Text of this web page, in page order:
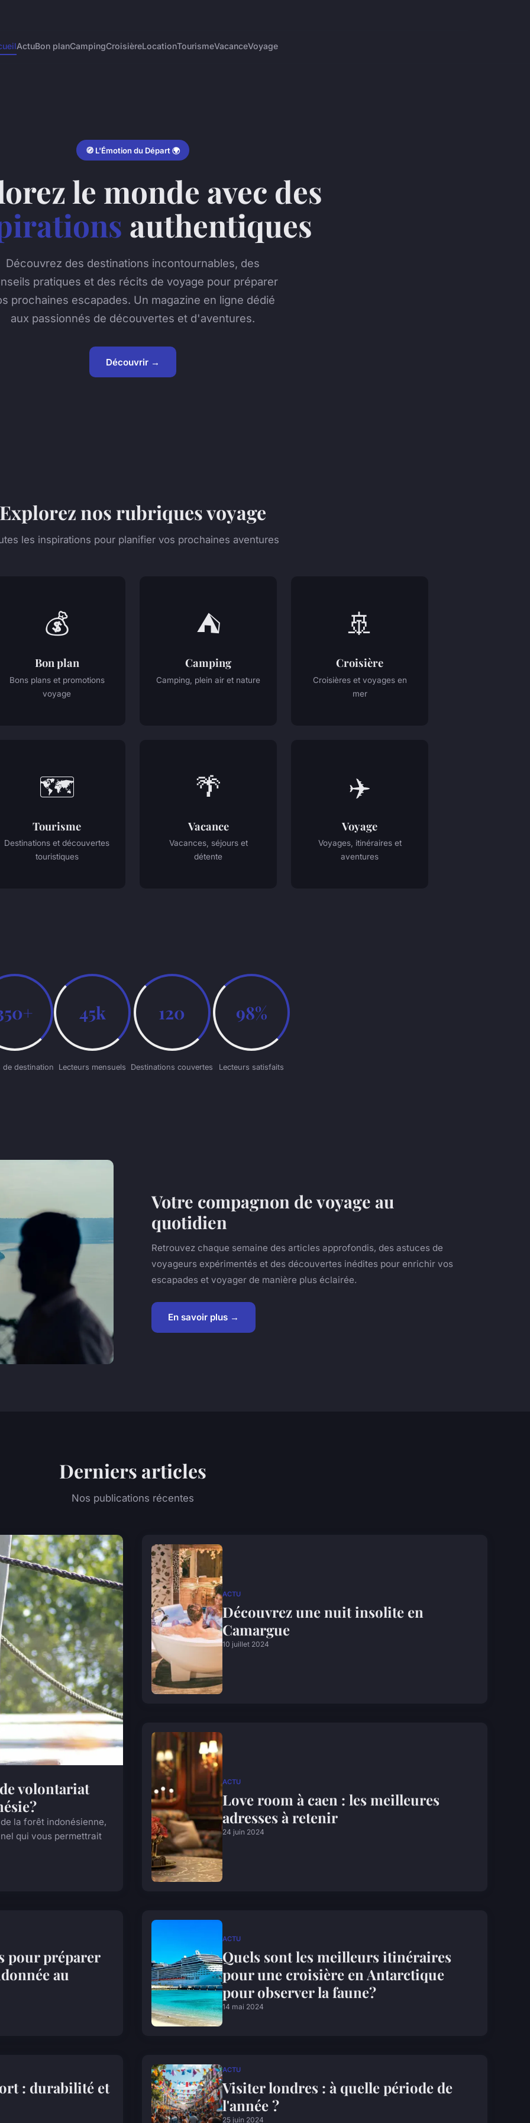
ActuBon planCampingCroisièreLocationTourismeVacanceVoyage
🧭 L'Émotion du Départ 🌍
le monde avec des
authentiques
Découvrez des destinations incontournables, des
pratiques et des récits de voyage pour préparer
prochaines escapades. Un magazine en ligne dédié
aux passionnés de découvertes et d'aventures.
Découvrir →
nos rubriques voyage
les inspirations pour planifier vos prochaines aventures
💰
Bon plan
Bons plans et promotions
voyage
⛺
Camping
Camping, plein air et nature
🚢
Croisière
Croisières et voyages en
mer
🗺️
Tourisme
Destinations et découvertes
touristiques
🌴
Vacance
Vacances, séjours et
détente
✈️
Voyage
Voyages, itinéraires et
aventures
de destination
45k
Lecteurs mensuels
120
Destinations couvertes
98%
Lecteurs satisfaits
Votre compagnon de voyage au
quotidien
Retrouvez chaque semaine des articles approfondis, des astuces de
voyageurs expérimentés et des découvertes inédites pour enrichir vos
escapades et voyager de manière plus éclairée.
En savoir plus →
Derniers articles
Nos publications récentes
volontariat
la forêt indonésienne,
qui vous permettrait
ACTU
Découvrez une nuit insolite en
Camargue
10 juillet 2024
ACTU
Love room à caen : les meilleures
adresses à retenir
24 juin 2024
pour préparer
au
ACTU
Quels sont les meilleurs itinéraires
pour une croisière en Antarctique
pour observer la faune?
14 mai 2024
: durabilité et
ACTU
Visiter londres : à quelle période de
l'année ?
25 juin 2024